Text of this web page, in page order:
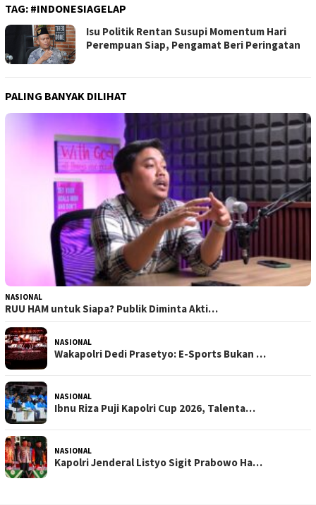
TAG: #INDONESIAGELAP
Isu Politik Rentan Susupi Momentum Hari
Perempuan Siap, Pengamat Beri Peringatan
PALING BANYAK DILIHAT
NASIONAL
RUU HAM untuk Siapa? Publik Diminta Akti…
NASIONAL
Wakapolri Dedi Prasetyo: E-Sports Bukan …
NASIONAL
Ibnu Riza Puji Kapolri Cup 2026, Talenta…
NASIONAL
Kapolri Jenderal Listyo Sigit Prabowo Ha…